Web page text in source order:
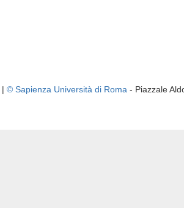
| © Sapienza Università di Roma - Piazzale